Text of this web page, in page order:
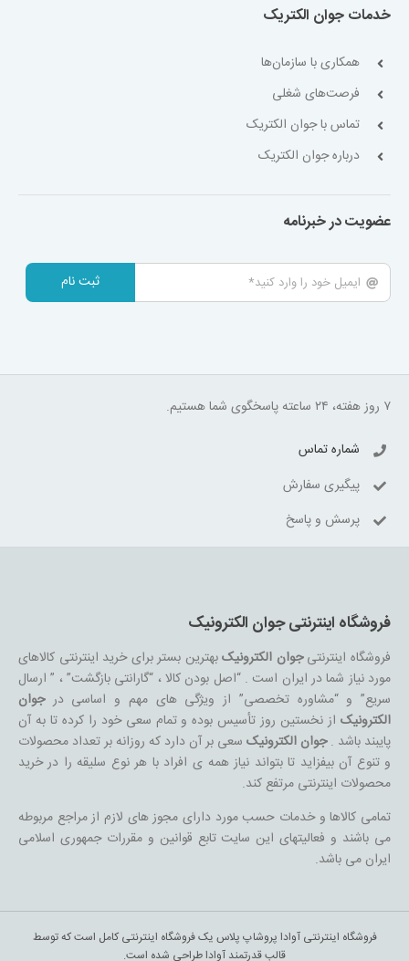
خدمات جوان الکتریک
همکاری با سازمان‌ها
فرصت‌های شغلی
تماس با جوان الکتریک
درباره جوان الکتریک
عضویت در خبرنامه
ثبت نام
۷ روز هفته، ۲۴ ساعته پاسخگوی شما هستیم.
شماره تماس
پیگیری سفارش
پرسش و پاسخ
فروشگاه اینترنتی جوان الکترونیک
فروشگاه اینترنتیجوان الکترونیکبهترین بستر برای خرید اینترنتی کالاهای
مورد نیاز شما در ایران است . “اصل بودن کالا ، “گارانتی بازگشت” ، ” ارسال
سریع” و “مشاوره تخصصی” از ویژگی های مهم و اساسی درجوان
الکترونیکاز نخستین روز تأسیس بوده و تمام سعی خود را کرده تا به آن
پایبند باشد .جوان الکترونیکسعی بر آن دارد که روزانه بر تعداد محصولات
و تنوع آن بیفزاید تا بتواند نیاز همه ی افراد با هر نوع سلیقه را در خرید
محصولات اینترنتی مرتفع کند.
تمامی کالاها و خدمات حسب مورد دارای مجوز های لازم از مراجع مربوطه
می باشند و فعالیتهای این سایت تابع قوانین و مقررات جمهوری اسلامی
ایران می باشد.
فروشگاه اینترنتی آوادا پروشاپ پلاس یک فروشگاه اینترنتی کامل است که توسط
قالب قدرتمند آوادا طراحی شده است.